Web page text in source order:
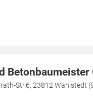
Betonbaumeister
Str.6, 23812 Wahlstedt